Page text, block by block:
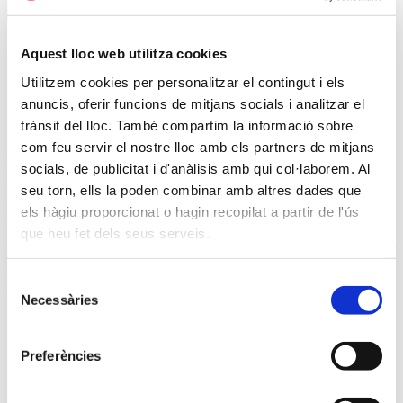
Aquest lloc web utilitza cookies
Utilitzem cookies per personalitzar el contingut i els
anuncis, oferir funcions de mitjans socials i analitzar el
trànsit del lloc. També compartim la informació sobre
com feu servir el nostre lloc amb els partners de mitjans
socials, de publicitat i d'anàlisis amb qui col·laborem. Al
seu torn, ells la poden combinar amb altres dades que
els hàgiu proporcionat o hagin recopilat a partir de l'ús
que heu fet dels seus serveis.
Necessàries
Preferències
Torna
Comparteix
Crema d’espàrrecs
De cremes de verdures n'hi ha de moltes varietats, segons la
temporada, si és freda o calenta, o si la volem amb nata o sense.
En aquesta versió de lacrema d’espàrrecs, se’ls tracta de manera
curosa, deixant que tot el seu sabor impregni cada tast de la crema.
Les seves puntes saltades serveixen de guarnició, i unes gotetes d’oli
picant tallen bé la untuositat làctia de la vichyssoise.
Què necessites:
• 1 porro